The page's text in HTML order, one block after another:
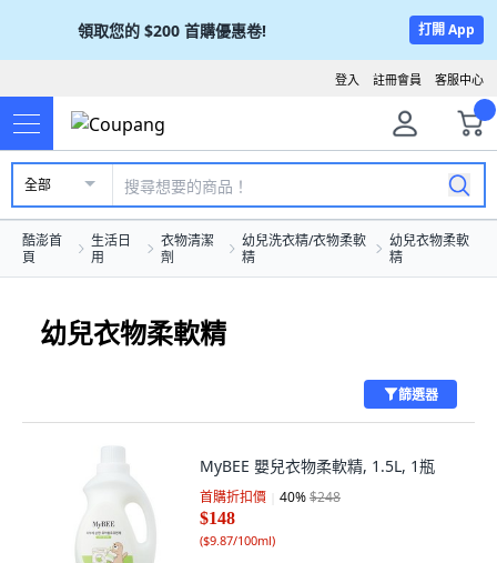
領取您的 $200 首購優惠卷! 打開 App
客服中心
註冊會員
登入
全部
酷澎首
頁
生活日
用
衣物清潔
劑
幼兒洗衣精/衣物柔軟
精
幼兒衣物柔軟
精
幼兒衣物柔軟精
篩選器
MyBEE 嬰兒衣物柔軟精, 1.5L, 1瓶
首購折扣價 40%$248
$148
($9.87/100ml)